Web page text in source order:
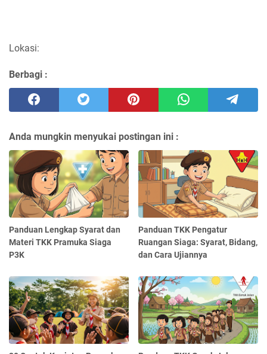
Lokasi:
Berbagi :
Anda mungkin menyukai postingan ini :
Panduan Lengkap Syarat dan
Materi TKK Pramuka Siaga
P3K
Panduan TKK Pengatur
Ruangan Siaga: Syarat, Bidang,
dan Cara Ujiannya